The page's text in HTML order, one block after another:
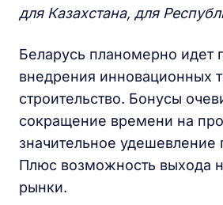
для Казахстана, для
Беларусь планомерно идет
внедрения инновационных
строительство. Бонусы
сокращение времени на
значительное удешевление
Плюс возможность выхода
рынки.